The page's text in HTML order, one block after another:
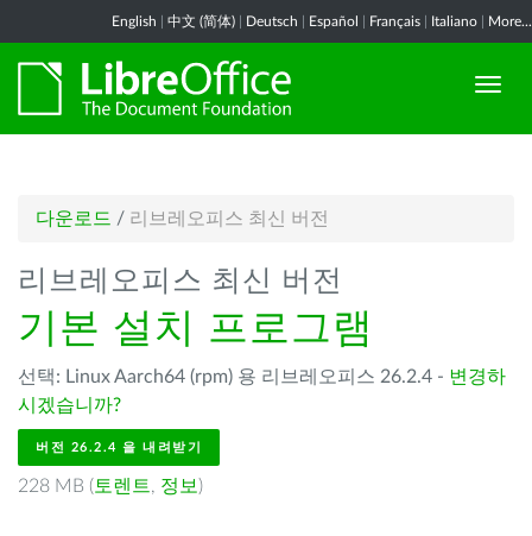
English 中文 (简体) Deutsch Español Français Italiano More...
다운로드 / 리브레오피스 최신 버전
리브레오피스 최신 버전
기본 설치 프로그램
선택: Linux Aarch64 (rpm) 용 리브레오피스 26.2.4 - 변경하
시겠습니까?
버전 26.2.4 을 내려받기
228 MB ( 토렌트, 정보 )